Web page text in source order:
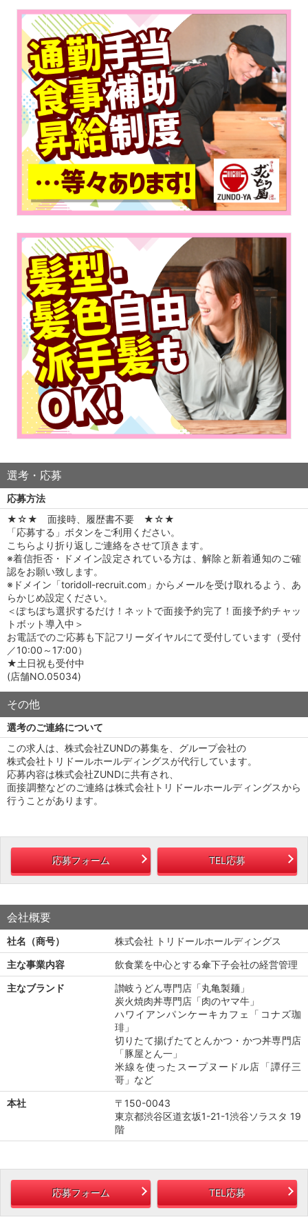
選考・応募
応募方法
★☆★ 面接時、履歴書不要 ★☆★
「応募する」ボタンをご利用ください。
こちらより折り返しご連絡をさせて頂きます。
※着信拒否・ドメイン設定されている方は、解除と新着通知のご確
認をお願い致します。
※ドメイン「toridoll-recruit.com」からメールを受け取れるよう、あ
らかじめ設定ください。
＜ぽちぽち選択するだけ！ネットで面接予約完了！面接予約チャッ
トボット導入中＞
お電話でのご応募も下記フリーダイヤルにて受付しています（受付
／10:00～17:00）
★土日祝も受付中
(店舗NO.05034)
その他
選考のご連絡について
この求人は、株式会社ZUNDの募集を、グループ会社の
株式会社トリドールホールディングスが代行しています。
応募内容は株式会社ZUNDに共有され、
面接調整などのご連絡は株式会社トリドールホールディングスから
行うことがあります。
応募フォーム TEL応募
会社概要
社名（商号）
株式会社 トリドールホールディングス
主な事業内容
飲食業を中心とする傘下子会社の経営管理
主なブランド
讃岐うどん専門店「丸亀製麺」
炭火焼肉丼専門店「肉のヤマ牛」
ハワイアンパンケーキカフェ「コナズ珈
琲」
切りたて揚げたてとんかつ・かつ丼専門店
「豚屋とん一」
米線を使ったスープヌードル店「譚仔三
哥」など
本社
〒150-0043
東京都渋谷区道玄坂1-21-1渋谷ソラスタ 19
階
応募フォーム TEL応募